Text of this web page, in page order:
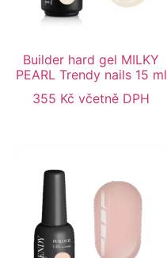
Builder hard gel MILKY
PEARL Trendy nails 15 ml
355 Kč včetně DPH